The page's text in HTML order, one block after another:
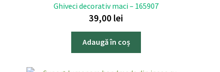
Ghiveci decorativ maci – 165907
39,00 lei
Adaugă în coș